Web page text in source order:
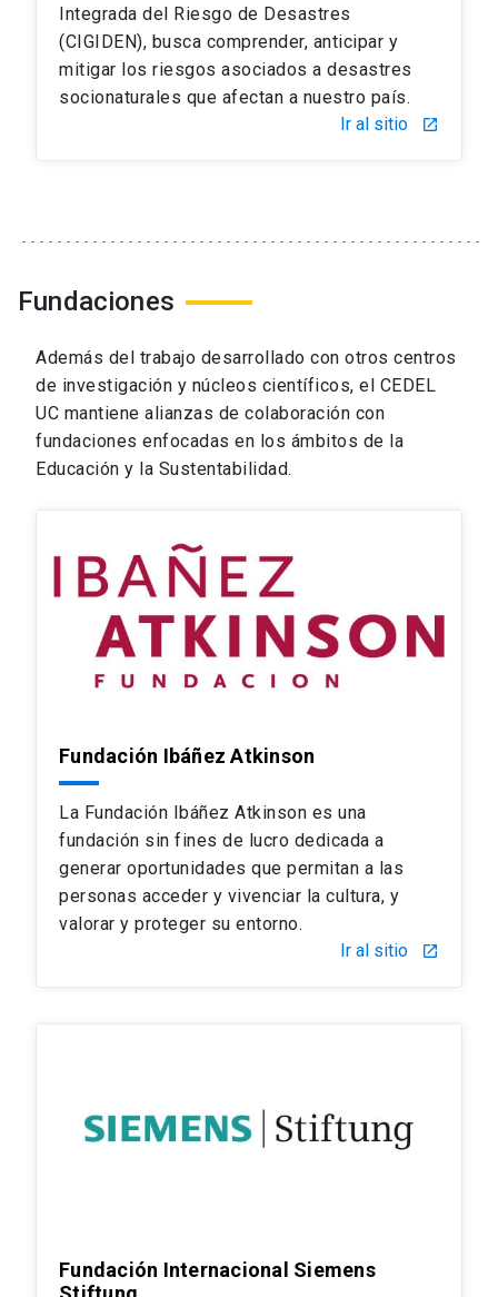
Integrada del Riesgo de Desastres
(CIGIDEN), busca comprender, anticipar y
mitigar los riesgos asociados a desastres
socionaturales que afectan a nuestro país.
Ir al sitio
launch
Fundaciones
Además del trabajo desarrollado con otros centros
de investigación y núcleos científicos, el CEDEL
UC mantiene alianzas de colaboración con
fundaciones enfocadas en los ámbitos de la
Educación y la Sustentabilidad.
Fundación Ibáñez Atkinson
La Fundación Ibáñez Atkinson es una
fundación sin fines de lucro dedicada a
generar oportunidades que permitan a las
personas acceder y vivenciar la cultura, y
valorar y proteger su entorno.
Ir al sitio
launch
Fundación Internacional Siemens